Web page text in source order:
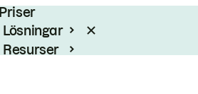
Priser
Lösningar
Resurser